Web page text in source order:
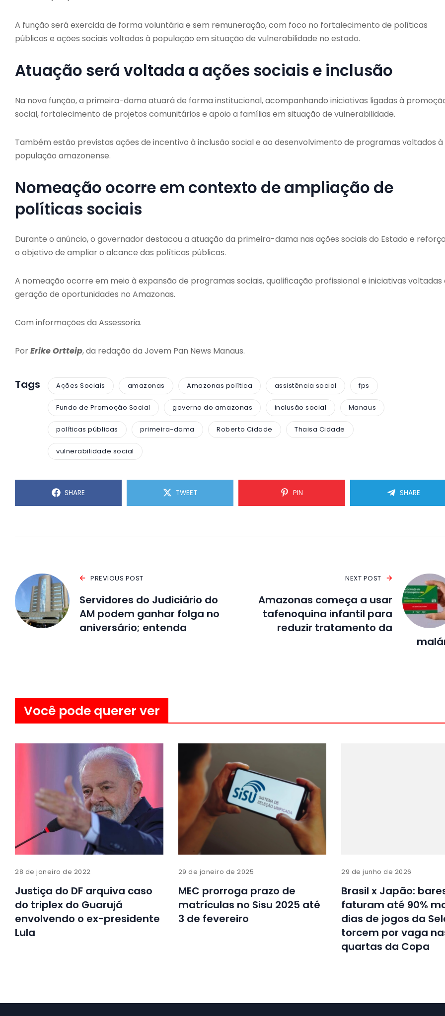
A função será exercida de forma voluntária e sem remuneração, com foco no fortalecimento de políticas
públicas e ações sociais voltadas à população em situação de vulnerabilidade no estado.
Atuação será voltada a ações sociais e inclusão
Na nova função, a primeira-dama atuará de forma institucional, acompanhando iniciativas ligadas à
social, fortalecimento de projetos comunitários e apoio a famílias em situação de vulnerabilidade.
Também estão previstas ações de incentivo à inclusão social e ao desenvolvimento de programas voltados à
população amazonense.
Nomeação ocorre em contexto de ampliação de
políticas sociais
Durante o anúncio, o governador destacou a atuação da primeira-dama nas ações sociais do Estado e
o objetivo de ampliar o alcance das políticas públicas.
A nomeação ocorre em meio à expansão de programas sociais, qualificação profissional e iniciativas voltadas
geração de oportunidades no Amazonas.
Com informações da Assessoria.
PorErike Ortteip, da redação da Jovem Pan News Manaus.
Tags Ações Sociais amazonas Amazonas política assistência social fps
Fundo de Promoção Social governo do amazonas inclusão social Manaus
políticas públicas primeira-dama Roberto Cidade Thaisa Cidade
vulnerabilidade social
SHARE TWEET PIN SHARE
PREVIOUS POST
Servidores do Judiciário do
AM podem ganhar folga no
aniversário; entenda
NEXT POST
Amazonas começa a usar
tafenoquina infantil para
reduzir tratamento da
Você pode querer ver
28 de janeiro de 2022
Justiça do DF arquiva caso
do triplex do Guarujá
envolvendo o ex-presidente
Lula
29 de janeiro de 2025
MEC prorroga prazo de
matrículas no Sisu 2025 até
3 de fevereiro
29 de junho de 2026
Brasil x Japão:
faturam até 90%
dias de jogos da
torcem por vaga
quartas da Copa